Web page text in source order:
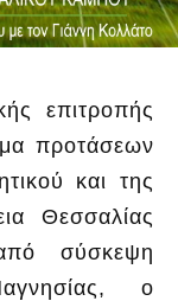
επιτροπής
προτάσεων
και της
Θεσσαλίας
σύσκεψη
ο